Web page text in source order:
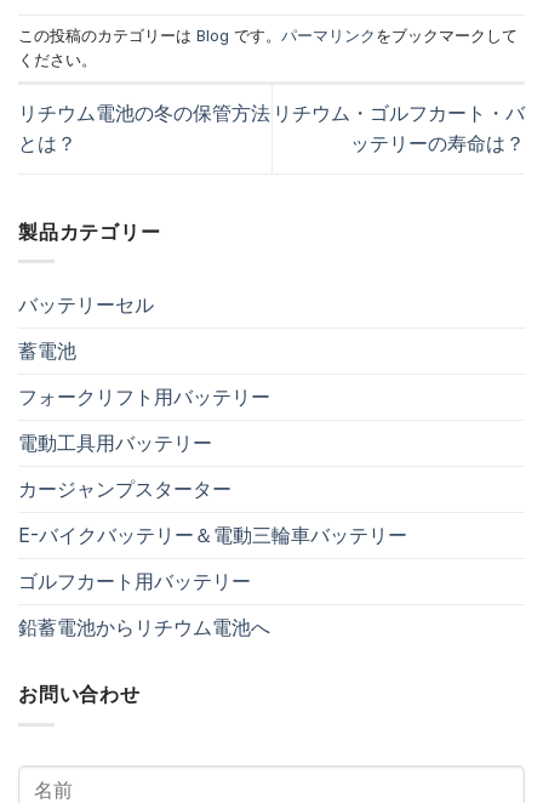
この投稿のカテゴリーは Blog です。 パーマリンク をブックマークして
ください。
リチウム電池の冬の保管方法
とは？
リチウム・ゴルフカート・バ
ッテリーの寿命は？
製品カテゴリー
バッテリーセル
蓄電池
フォークリフト用バッテリー
電動工具用バッテリー
カージャンプスターター
E-バイクバッテリー＆電動三輪車バッテリー
ゴルフカート用バッテリー
鉛蓄電池からリチウム電池へ
お問い合わせ